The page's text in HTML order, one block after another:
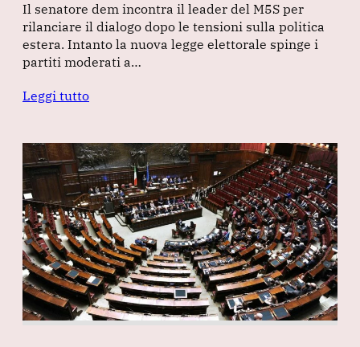
Il senatore dem incontra il leader del M5S per
rilanciare il dialogo dopo le tensioni sulla politica
estera. Intanto la nuova legge elettorale spinge i
partiti moderati a…
Leggi tutto